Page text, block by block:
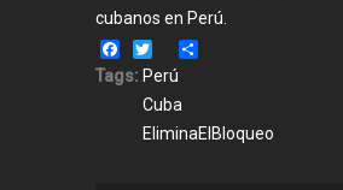
cubanos en Perú.
Facebook
Twitter
Tags: Perú
Cuba
EliminaElBloqueo